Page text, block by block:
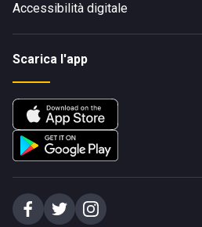
Accessibilità digitale
Scarica l'app